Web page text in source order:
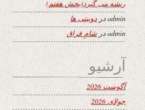
ریشه می گیرد(بخش هفتم)
adminدردوبیتی ها
admin در شامِ فراق
آرشیو
آگوست 2026
جولای 2026